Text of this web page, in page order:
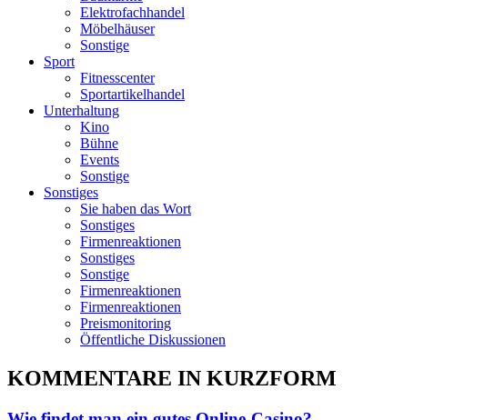
Elektrofachhandel
Möbelhäuser
Sonstige
Sport
Fitnesscenter
Sportartikelhandel
Unterhaltung
Kino
Bühne
Events
Sonstige
Sonstiges
Sie haben das Wort
Sonstiges
Firmenreaktionen
Sonstiges
Sonstige
Firmenreaktionen
Firmenreaktionen
Preismonitoring
Öffentliche Diskussionen
KOMMENTARE IN KURZFORM